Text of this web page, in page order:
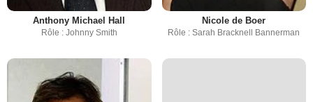
Anthony Michael Hall
Rôle : Johnny Smith
Nicole de Boer
Rôle : Sarah Bracknell Bannerman